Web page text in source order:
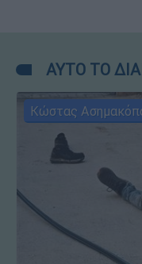
ΑΥΤΟ ΤΟ
Κώστας